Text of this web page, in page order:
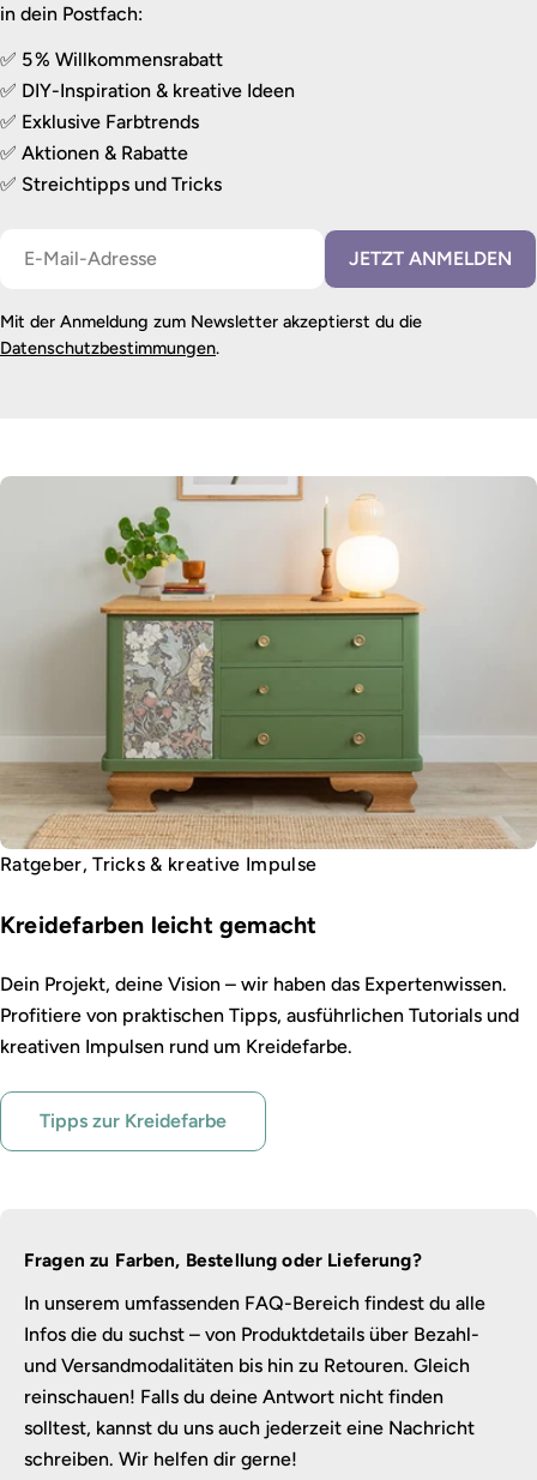
in dein Postfach:
✅ 5 % Willkommensrabatt
✅ DIY-Inspiration & kreative Ideen
✅ Exklusive Farbtrends
✅ Aktionen & Rabatte
✅ Streichtipps und Tricks
JETZT ANMELDEN
Mit der Anmeldung zum Newsletter akzeptierst du die
Datenschutzbestimmungen.
Ratgeber, Tricks & kreative Impulse
Kreidefarben leicht gemacht
Dein Projekt, deine Vision – wir haben das Expertenwissen.
Profitiere von praktischen Tipps, ausführlichen Tutorials und
kreativen Impulsen rund um Kreidefarbe.
Tipps zur Kreidefarbe
Fragen zu Farben, Bestellung oder Lieferung?
In unserem umfassenden FAQ-Bereich findest du alle
Infos die du suchst – von Produktdetails über Bezahl-
und Versandmodalitäten bis hin zu Retouren. Gleich
reinschauen! Falls du deine Antwort nicht finden
solltest, kannst du uns auch jederzeit eine Nachricht
schreiben. Wir helfen dir gerne!